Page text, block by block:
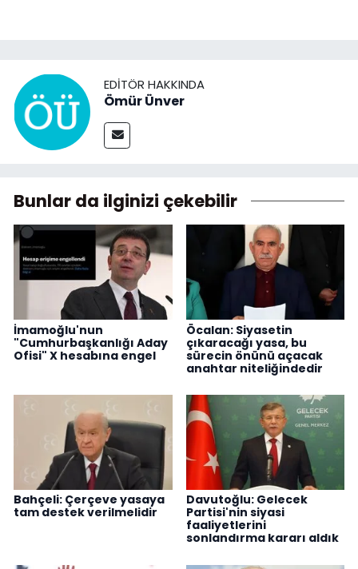
EDITÖR HAKKINDA
Ömür Ünver
Bunlar da ilginizi çekebilir
İmamoğlu'nun
"Cumhurbaşkanlığı Aday
Ofisi" X hesabına engel
Öcalan: Siyasetin
çıkaracağı yasa, bu
sürecin önünü açacak
anahtar niteliğindedir
Bahçeli: Çerçeve yasaya
tam destek verilmelidir
Davutoğlu: Gelecek
Partisi'nin siyasi
faaliyetlerini
sonlandırma kararı aldık